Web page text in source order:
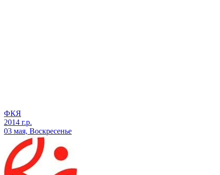
ФКЯ
2014 г.р.
03 мая, Воскресенье